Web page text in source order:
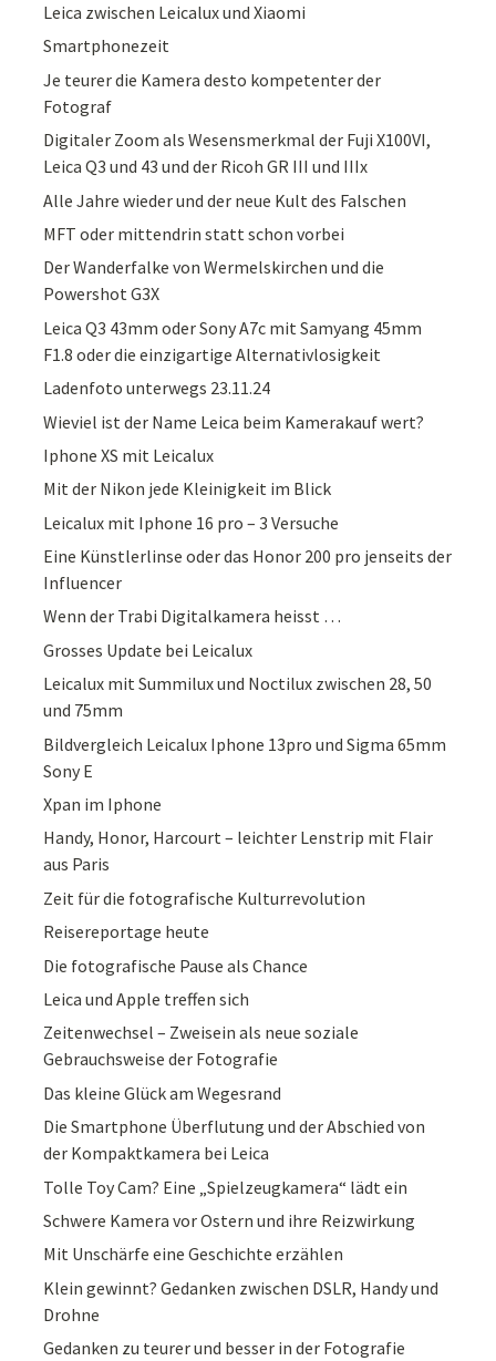
Leica zwischen Leicalux und Xiaomi
Smartphonezeit
Je teurer die Kamera desto kompetenter der
Fotograf
Digitaler Zoom als Wesensmerkmal der Fuji X100VI,
Leica Q3 und 43 und der Ricoh GR III und IIIx
Alle Jahre wieder und der neue Kult des Falschen
MFT oder mittendrin statt schon vorbei
Der Wanderfalke von Wermelskirchen und die
Powershot G3X
Leica Q3 43mm oder Sony A7c mit Samyang 45mm
F1.8 oder die einzigartige Alternativlosigkeit
Ladenfoto unterwegs 23.11.24
Wieviel ist der Name Leica beim Kamerakauf wert?
Iphone XS mit Leicalux
Mit der Nikon jede Kleinigkeit im Blick
Leicalux mit Iphone 16 pro – 3 Versuche
Eine Künstlerlinse oder das Honor 200 pro jenseits der
Influencer
Wenn der Trabi Digitalkamera heisst …
Grosses Update bei Leicalux
Leicalux mit Summilux und Noctilux zwischen 28, 50
und 75mm
Bildvergleich Leicalux Iphone 13pro und Sigma 65mm
Sony E
Xpan im Iphone
Handy, Honor, Harcourt – leichter Lenstrip mit Flair
aus Paris
Zeit für die fotografische Kulturrevolution
Reisereportage heute
Die fotografische Pause als Chance
Leica und Apple treffen sich
Zeitenwechsel – Zweisein als neue soziale
Gebrauchsweise der Fotografie
Das kleine Glück am Wegesrand
Die Smartphone Überflutung und der Abschied von
der Kompaktkamera bei Leica
Tolle Toy Cam? Eine „Spielzeugkamera“ lädt ein
Schwere Kamera vor Ostern und ihre Reizwirkung
Mit Unschärfe eine Geschichte erzählen
Klein gewinnt? Gedanken zwischen DSLR, Handy und
Drohne
Gedanken zu teurer und besser in der Fotografie